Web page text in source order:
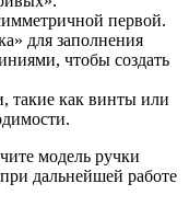
первой.
для заполнения
чтобы создать
такие как винты или
модель ручки
дальнейшей работе